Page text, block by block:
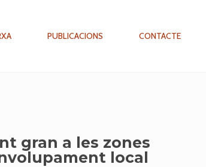
PUBLICACIONS CONTACTE
gran a les zones
local